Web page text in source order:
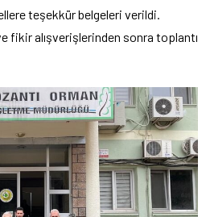
teşekkür belgeleri verildi.
fikir alışverişlerinden sonra toplantı